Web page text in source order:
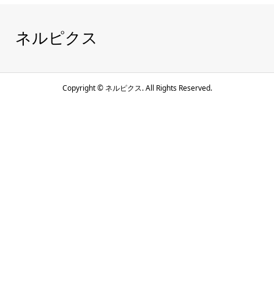
ネルピクス
Copyright ©ネルピクス. All Rights Reserved.